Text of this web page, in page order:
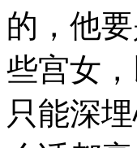
的，他
些宫女
只能深